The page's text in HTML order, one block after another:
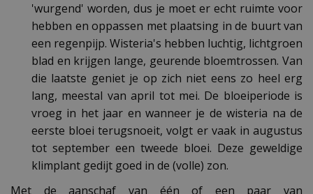
'wurgend' worden, dus je moet er echt ruimte voor
hebben en oppassen met plaatsing in de buurt van
een regenpijp. Wisteria's hebben luchtig, lichtgroen
blad en krijgen lange, geurende bloemtrossen. Van
die laatste geniet je op zich niet eens zo heel erg
lang, meestal van april tot mei. De bloeiperiode is
vroeg in het jaar en wanneer je de wisteria na de
eerste bloei terugsnoeit, volgt er vaak in augustus
tot september een tweede bloei. Deze geweldige
klimplant gedijt goed in de (volle) zon.
Met de aanschaf van één of een paar van